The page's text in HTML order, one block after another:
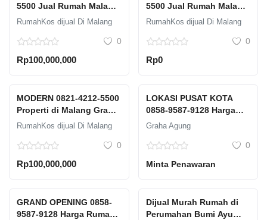
5500 Jual Rumah Malang
2 Lantai Graha Agung
RumahKos dijual Di Malang
0
Rp100,000,000
5500 Jual Rumah Malang
Selatan Graha Agung
RumahKos dijual Di Malang
0
Rp0
MODERN 0821-4212-5500
Properti di Malang Graha
Agung Tempat Bersantai
RumahKos dijual Di Malang
0
Rp100,000,000
LOKASI PUSAT KOTA
0858-9587-9128 Harga
Property 3 Menit Dari
UNISMA Material
Malang GRAHA AGUNG
Graha Agung
0
Minta Penawaran
GRAND OPENING 0858-
9587-9128 Harga Rumah
Dijual Murah Rumah di
Perumahan Bumi Ayu